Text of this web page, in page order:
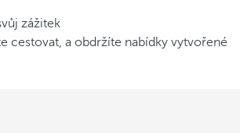
zážitek
cestovat, a obdržíte nabídky vytvořené